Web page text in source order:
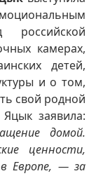
камерах,
детей,
и о том,
свой родной
заявила:
домой.
ценности,
в Европе, — за